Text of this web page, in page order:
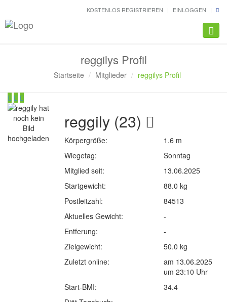
KOSTENLOS REGISTRIEREN EINLOGGEN
reggilys Profil
Startseite Mitglieder reggilys Profil
reggily (23)
Körpergröße:
1.6 m
Wiegetag:
Sonntag
Mitglied seit:
13.06.2025
Startgewicht:
88.0 kg
Postleitzahl:
84513
Aktuelles Gewicht:
-
Entferung:
-
Zielgewicht:
50.0 kg
Zuletzt online:
am 13.06.2025
um 23:10 Uhr
Start-BMI:
34.4